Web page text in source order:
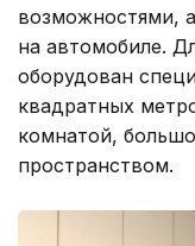
возможностями,
на автомобиле.
оборудован
квадратных
комнатой,
пространством.